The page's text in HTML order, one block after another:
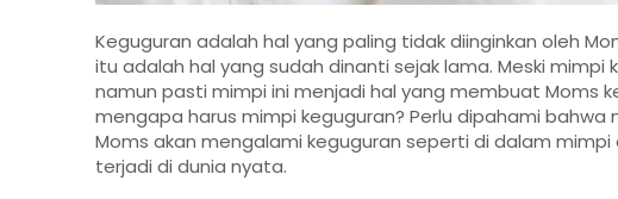
Keguguran adalah hal yang paling tidak diinginkan oleh
itu adalah hal yang sudah dinanti sejak lama. Meski mimpi
namun pasti mimpi ini menjadi hal yang membuat Moms
mengapa harus mimpi keguguran? Perlu dipahami
Moms akan mengalami keguguran seperti di dalam
terjadi di dunia nyata.